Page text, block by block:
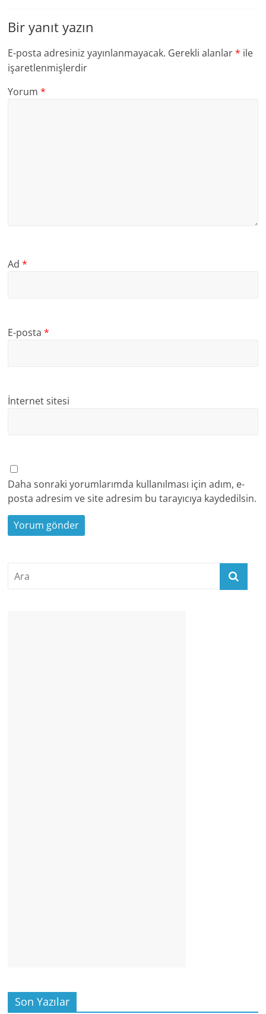
Bir yanıt yazın
E-posta adresiniz yayınlanmayacak. Gerekli alanlar* ile
işaretlenmişlerdir
Yorum*
Ad*
E-posta*
İnternet sitesi
Daha sonraki yorumlarımda kullanılması için adım, e-
posta adresim ve site adresim bu tarayıcıya kaydedilsin.
Son Yazılar